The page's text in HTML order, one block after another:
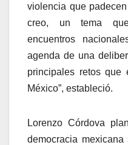
violencia que
creo, un tema
encuentros
agenda de una
principales retos que
México”, estableció.
Lorenzo Córdova
democracia